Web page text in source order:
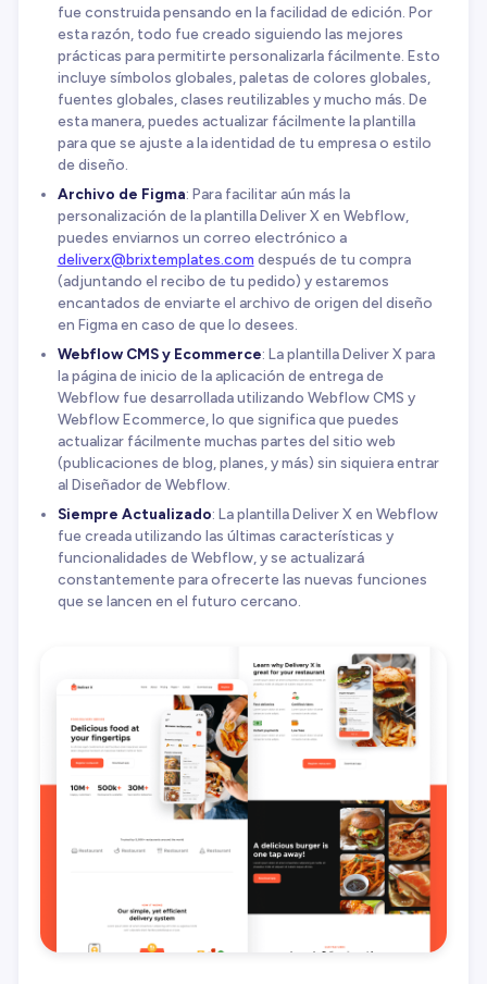
fue construida pensando en la facilidad de edición. Por
esta razón, todo fue creado siguiendo las mejores
prácticas para permitirte personalizarla fácilmente. Esto
incluye símbolos globales, paletas de colores globales,
fuentes globales, clases reutilizables y mucho más. De
esta manera, puedes actualizar fácilmente la plantilla
para que se ajuste a la identidad de tu empresa o estilo
de diseño.
Archivo de Figma: Para facilitar aún más la
personalización de la plantilla Deliver X en Webflow,
puedes enviarnos un correo electrónico a
deliverx@brixtemplates.com después de tu compra
(adjuntando el recibo de tu pedido) y estaremos
encantados de enviarte el archivo de origen del diseño
en Figma en caso de que lo desees.
Webflow CMS y Ecommerce: La plantilla Deliver X para
la página de inicio de la aplicación de entrega de
Webflow fue desarrollada utilizando Webflow CMS y
Webflow Ecommerce, lo que significa que puedes
actualizar fácilmente muchas partes del sitio web
(publicaciones de blog, planes, y más) sin siquiera entrar
al Diseñador de Webflow.
Siempre Actualizado: La plantilla Deliver X en Webflow
fue creada utilizando las últimas características y
funcionalidades de Webflow, y se actualizará
constantemente para ofrecerte las nuevas funciones
que se lancen en el futuro cercano.